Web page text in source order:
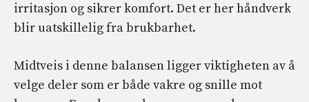
irritasjon og sikrer komfort. Det er her håndverk
blir uatskillelig fra brukbarhet.
Midtveis i denne balansen ligger viktigheten av å
velge deler som er både vakre og snille mot